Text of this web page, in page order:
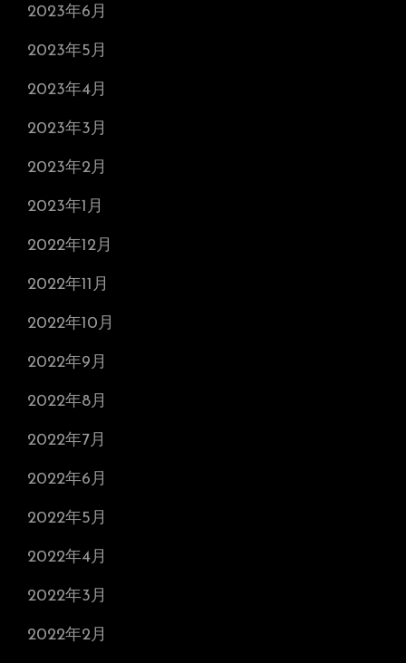
2023年6月
2023年5月
2023年4月
2023年3月
2023年2月
2023年1月
2022年12月
2022年11月
2022年10月
2022年9月
2022年8月
2022年7月
2022年6月
2022年5月
2022年4月
2022年3月
2022年2月